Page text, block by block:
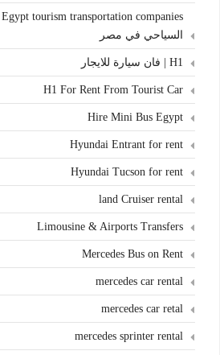
السياحي في مصر
H1 | فان سيارة للايجار
H1 For Rent From Tourist Car
Hire Mini Bus Egypt
Hyundai Entrant for rent
Hyundai Tucson for rent
land Cruiser rental
Limousine & Airports Transfers
Mercedes Bus on Rent
mercedes car rental
mercedes car retal
mercedes sprinter rental